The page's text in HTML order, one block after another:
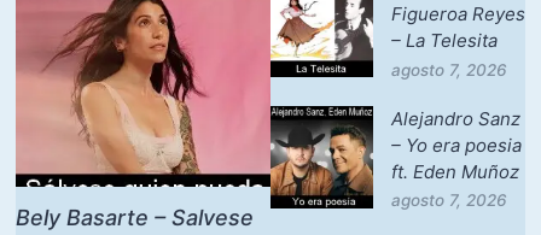
Bely Basarte – Salvese
Figueroa Reyes
– La Telesita
agosto 7, 2026
Alejandro Sanz
– Yo era poesia
ft. Eden Muñoz
agosto 7, 2026